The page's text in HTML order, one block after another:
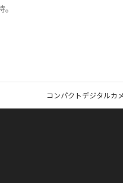
コンパクトデジタルカ